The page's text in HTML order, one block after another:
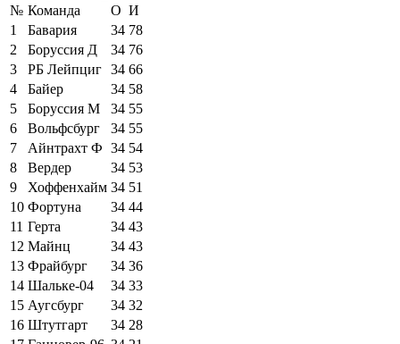
№ Команда О И
1
Бавария 34 78
2
Боруссия Д 34 76
3
РБ Лейпциг 34 66
4
Байер 34 58
5
Боруссия М 34 55
6
Вольфсбург 34 55
7
Айнтрахт Ф 34 54
8
Вердер 34 53
9
Хоффенхайм 34 51
10 Фортуна 34 44
11 Герта 34 43
12 Майнц 34 43
13 Фрайбург 34 36
14 Шальке-04 34 33
15 Аугсбург 34 32
16 Штутгарт 34 28